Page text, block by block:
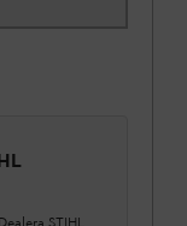
STIHL